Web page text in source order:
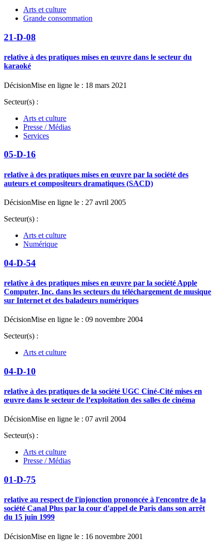
Arts et culture
Grande consommation
21-D-08
relative à des pratiques mises en œuvre dans le secteur du
karaoké
DécisionMise en ligne le : 18 mars 2021
Secteur(s) :
Arts et culture
Presse / Médias
Services
05-D-16
relative à des pratiques mises en œuvre par la société des
auteurs et compositeurs dramatiques (SACD)
DécisionMise en ligne le : 27 avril 2005
Secteur(s) :
Arts et culture
Numérique
04-D-54
relative à des pratiques mises en œuvre par la société Apple
Computer, Inc. dans les secteurs du téléchargement de musique
sur Internet et des baladeurs numériques
DécisionMise en ligne le : 09 novembre 2004
Secteur(s) :
Arts et culture
04-D-10
relative à des pratiques de la société UGC Ciné-Cité mises en
œuvre dans le secteur de l’exploitation des salles de cinéma
DécisionMise en ligne le : 07 avril 2004
Secteur(s) :
Arts et culture
Presse / Médias
01-D-75
relative au respect de l'injonction prononcée à l'encontre de la
société Canal Plus par la cour d'appel de Paris dans son arrêt
du 15 juin 1999
DécisionMise en ligne le : 16 novembre 2001